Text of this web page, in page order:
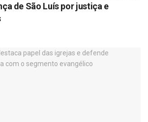
de São Luís por justiça e